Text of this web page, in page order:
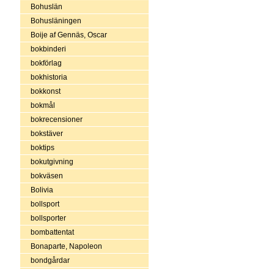
Bohuslän
Bohusläningen
Boije af Gennäs, Oscar
bokbinderi
bokförlag
bokhistoria
bokkonst
bokmål
bokrecensioner
bokstäver
boktips
bokutgivning
bokväsen
Bolivia
bollsport
bollsporter
bombattentat
Bonaparte, Napoleon
bondgårdar